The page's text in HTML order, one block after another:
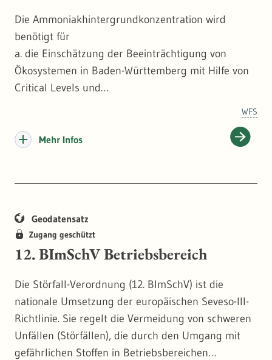
Die Ammoniakhintergrundkonzentration wird
benötigt für
a. die Einschätzung der Beeinträchtigung von
Ökosystemen in Baden-Württemberg mit Hilfe von
Critical Levels und
WFS
Mehr Infos
Geodatensatz
Zugang geschützt
12. BImSchV Betriebsbereich
Die Störfall-Verordnung (12. BImSchV) ist die
nationale Umsetzung der europäischen Seveso-III-
Richtlinie. Sie regelt die Vermeidung von schweren
Unfällen (Störfällen), die durch den Umgang mit
gefährlichen Stoffen in Betriebsbereichen